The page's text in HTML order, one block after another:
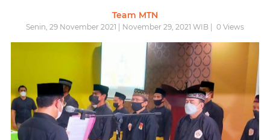
Team MTN
Senin, 29 November 2021 | November 29, 2021 WIB | 0 Views